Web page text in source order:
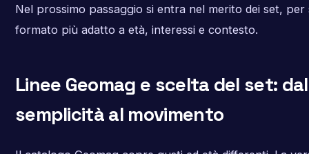
Nel prossimo passaggio si entra nel merito dei set, per
formato più adatto a età, interessi e contesto.
Linee Geomag e scelta del set:
semplicità al movimento